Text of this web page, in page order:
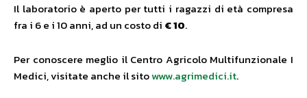
Il laboratorio è aperto per tutti i ragazzi di età compresa
fra i 6 e i 10 anni, ad un costo di € 10.
Per conoscere meglio il Centro Agricolo Multifunzionale I
Medici, visitate anche il sitowww.agrimedici.it.